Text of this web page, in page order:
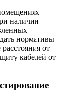
наличии
нормативы
от
кабелей от